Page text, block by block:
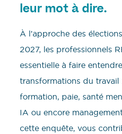
leur mot à dire.
À l’approche des
2027, les professionnels
essentielle à faire
transformations du travail
formation, paie, santé
IA ou encore
cette enquête, vous